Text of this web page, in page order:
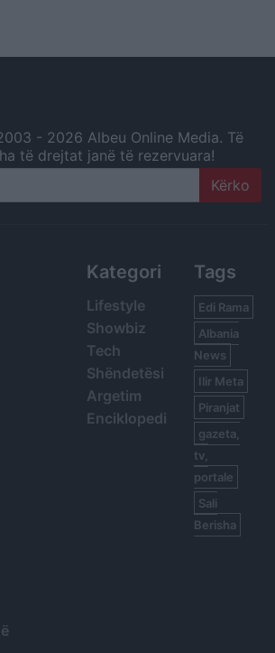
- 2026 Albeu Online Media. Të
të drejtat janë të rezervuara!
Kategori
Lifestyle
Showbiz
Tech
Shëndetësi
Argetim
Enciklopedi
Tags
Edi Rama
Albania
News
Ilir Meta
Piranjat
gazeta,
tv,
portale
Sali
Berisha